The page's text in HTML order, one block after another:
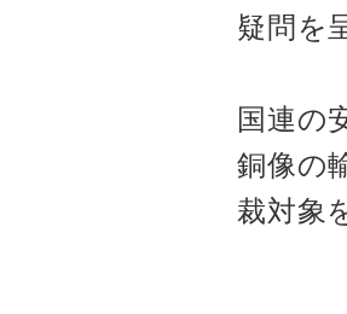
疑問を
国連の
銅像の
裁対象